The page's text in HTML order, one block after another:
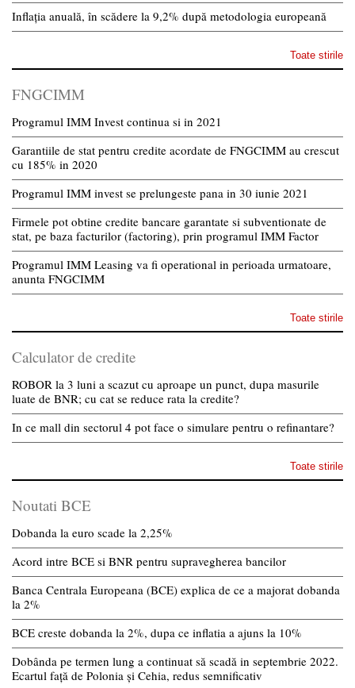
Inflația anuală, în scădere la 9,2% după metodologia europeană
Toate stirile
FNGCIMM
Programul IMM Invest continua si in 2021
Garantiile de stat pentru credite acordate de FNGCIMM au crescut
cu 185% in 2020
Programul IMM invest se prelungeste pana in 30 iunie 2021
Firmele pot obtine credite bancare garantate si subventionate de
stat, pe baza facturilor (factoring), prin programul IMM Factor
Programul IMM Leasing va fi operational in perioada urmatoare,
anunta FNGCIMM
Toate stirile
Calculator de credite
ROBOR la 3 luni a scazut cu aproape un punct, dupa masurile
luate de BNR; cu cat se reduce rata la credite?
In ce mall din sectorul 4 pot face o simulare pentru o refinantare?
Toate stirile
Noutati BCE
Dobanda la euro scade la 2,25%
Acord intre BCE si BNR pentru supravegherea bancilor
Banca Centrala Europeana (BCE) explica de ce a majorat dobanda
la 2%
BCE creste dobanda la 2%, dupa ce inflatia a ajuns la 10%
Dobânda pe termen lung a continuat să scadă in septembrie 2022.
Ecartul față de Polonia și Cehia, redus semnificativ